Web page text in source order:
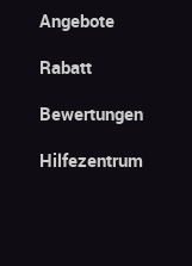
Angebote
Rabatt
Bewertungen
Hilfezentrum